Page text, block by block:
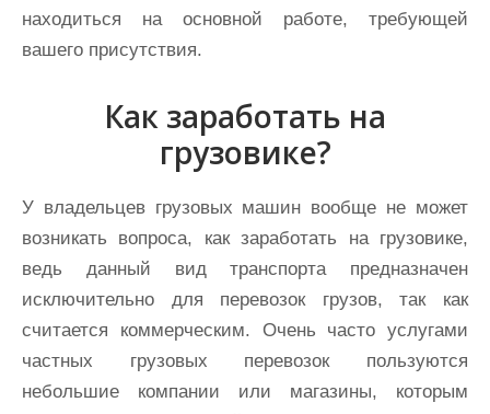
находиться на основной работе, требующей
вашего присутствия.
Как заработать на
грузовике?
У владельцев грузовых машин вообще не может
возникать вопроса, как заработать на грузовике,
ведь данный вид транспорта предназначен
исключительно для перевозок грузов, так как
считается коммерческим. Очень часто услугами
частных грузовых перевозок пользуются
небольшие компании или магазины, которым